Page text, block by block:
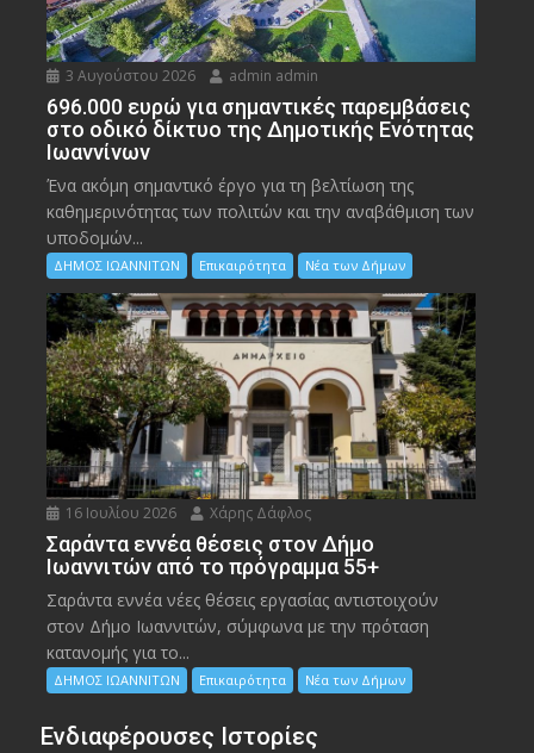
3 Αυγούστου 2026 admin admin
696.000 ευρώ για σημαντικές παρεμβάσεις
στο οδικό δίκτυο της Δημοτικής Ενότητας
Ιωαννίνων
Ένα ακόμη σημαντικό έργο για τη βελτίωση της
καθημερινότητας των πολιτών και την αναβάθμιση των
υποδομών...
ΔΗΜΟΣ ΙΩΑΝΝΙΤΩΝ Επικαιρότητα Νέα των Δήμων
16 Ιουλίου 2026 Χάρης Δάφλος
Σαράντα εννέα θέσεις στον Δήμο
Ιωαννιτών από το πρόγραμμα 55+
Σαράντα εννέα νέες θέσεις εργασίας αντιστοιχούν
στον Δήμο Ιωαννιτών, σύμφωνα με την πρόταση
κατανομής για το...
ΔΗΜΟΣ ΙΩΑΝΝΙΤΩΝ Επικαιρότητα Νέα των Δήμων
Ενδιαφέρουσες Ιστορίες